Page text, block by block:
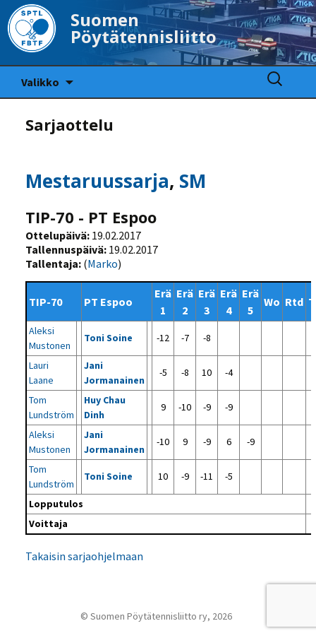
Suomen
Pöytätennisliitto
Valikko
Haku:
Sarjaottelu
Mestaruussarja, SM
TIP-70 - PT Espoo
Ottelupäivä: 19.02.2017
Tallennuspäivä: 19.02.2017
Tallentaja: (Marko)
TIP-70 PT Espoo
Erä
1
Erä
2
Erä
3
Erä
4
Erä
5
Wo Rtd
Aleksi
Mustonen
Toni Soine -12 -7 -8
Lauri
Laane
Jani
Jormanainen
-5 -8 10 -4
Tom
Lundström
Huy Chau
Dinh
9 -10 -9 -9
Aleksi
Mustonen
Jani
Jormanainen
-10 9 -9 6 -9
Tom
Lundström
Toni Soine 10 -9 -11 -5
Lopputulos
Voittaja
Takaisin sarjaohjelmaan
© Suomen Pöytätennisliitto ry, 2026